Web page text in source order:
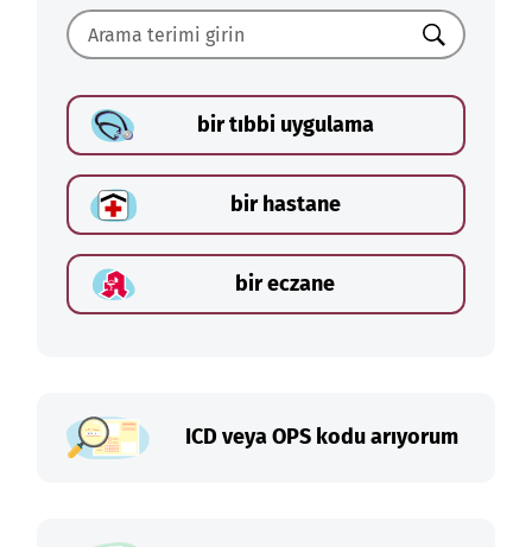
Ara
bir tıbbi uygulama
bir hastane
bir eczane
ICD veya OPS kodu arıyorum